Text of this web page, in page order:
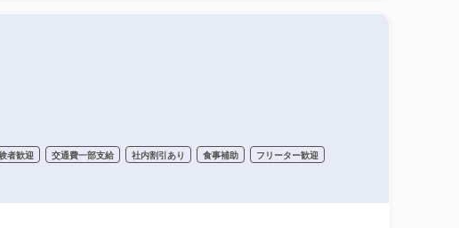
者歓迎 交通費一部支給 社内割引あり 食事補助 フリーター歓迎